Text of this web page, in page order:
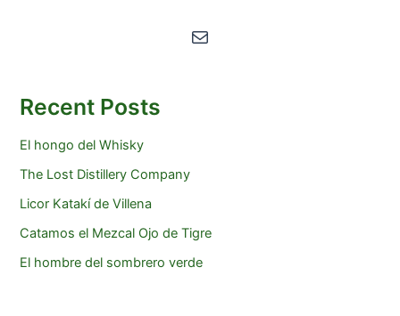
Correo electrónico
Recent Posts
El hongo del Whisky
The Lost Distillery Company
Licor Katakí de Villena
Catamos el Mezcal Ojo de Tigre
El hombre del sombrero verde